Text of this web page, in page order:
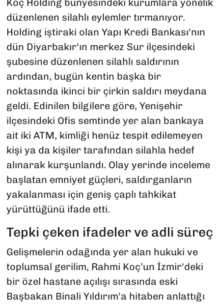
Koç Holding bünyesindeki kurumlara yönelik
düzenlenen silahlı eylemler tırmanıyor.
Holding iştiraki olan Yapı Kredi Bankası'nın
dün Diyarbakır'ın merkez Sur ilçesindeki
şubesine düzenlenen silahlı saldırının
ardından, bugün kentin başka bir
noktasında ikinci bir çirkin saldırı meydana
geldi. Edinilen bilgilere göre, Yenişehir
ilçesindeki Ofis semtinde yer alan bankaya
ait iki ATM, kimliği henüz tespit edilemeyen
kişi ya da kişiler tarafından silahla hedef
alınarak kurşunlandı. Olay yerinde inceleme
başlatan emniyet güçleri, saldırganların
yakalanması için geniş çaplı tahkikat
yürüttüğünü ifade etti.
Tepki çeken ifadeler ve adli süreç
Gelişmelerin odağında yer alan hukuki ve
toplumsal gerilim, Rahmi Koç’un İzmir'deki
bir özel hastane açılışı sırasında eski
Başbakan Binali Yıldırım'a hitaben anlattığı